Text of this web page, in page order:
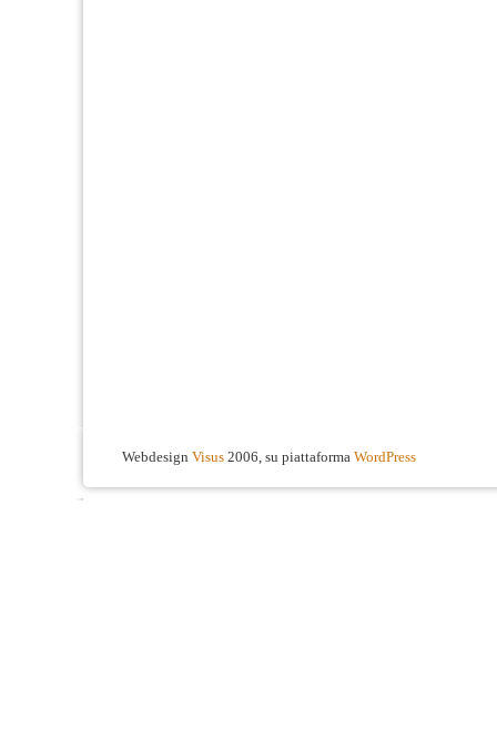
Webdesign Visus 2006, su piattaforma WordPress